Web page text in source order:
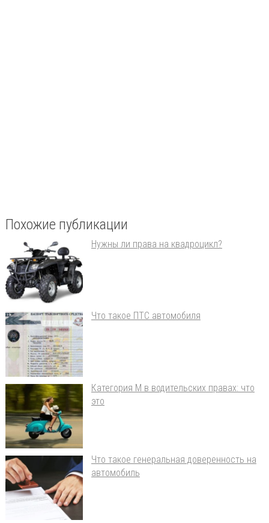
Похожие публикации
Нужны ли права на квадроцикл?
Что такое ПТС автомобиля
Категория М в водительских правах: что
это
Что такое генеральная доверенность на
автомобиль